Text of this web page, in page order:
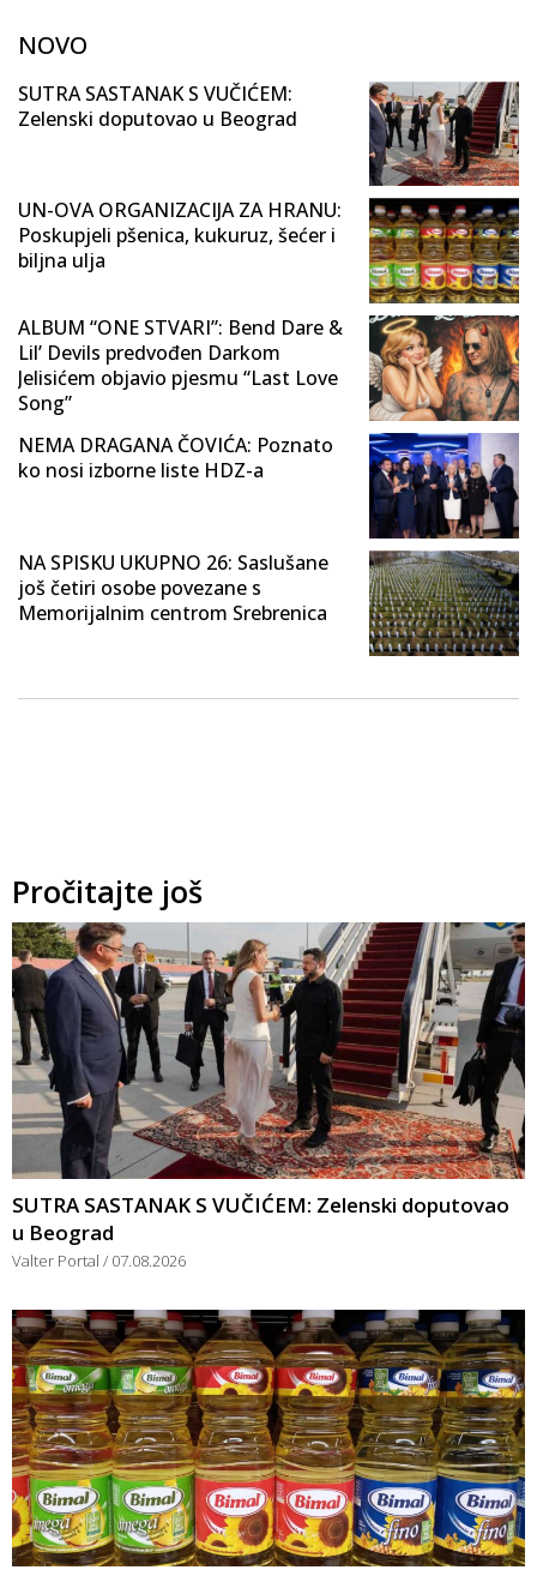
NOVO
SUTRA SASTANAK S VUČIĆEM:
Zelenski doputovao u Beograd
UN-OVA ORGANIZACIJA ZA HRANU:
Poskupjeli pšenica, kukuruz, šećer i
biljna ulja
ALBUM “ONE STVARI”: Bend Dare &
Lil’ Devils predvođen Darkom
Jelisićem objavio pjesmu “Last Love
Song”
NEMA DRAGANA ČOVIĆA: Poznato
ko nosi izborne liste HDZ-a
NA SPISKU UKUPNO 26: Saslušane
još četiri osobe povezane s
Memorijalnim centrom Srebrenica
Pročitajte još
SUTRA SASTANAK S VUČIĆEM: Zelenski doputovao
u Beograd
Valter Portal 07.08.2026